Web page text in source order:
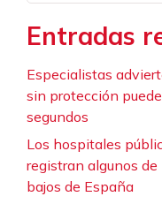
Entradas
Especialistas
sin protección
segundos
Los hospitales
registran algunos
bajos de España